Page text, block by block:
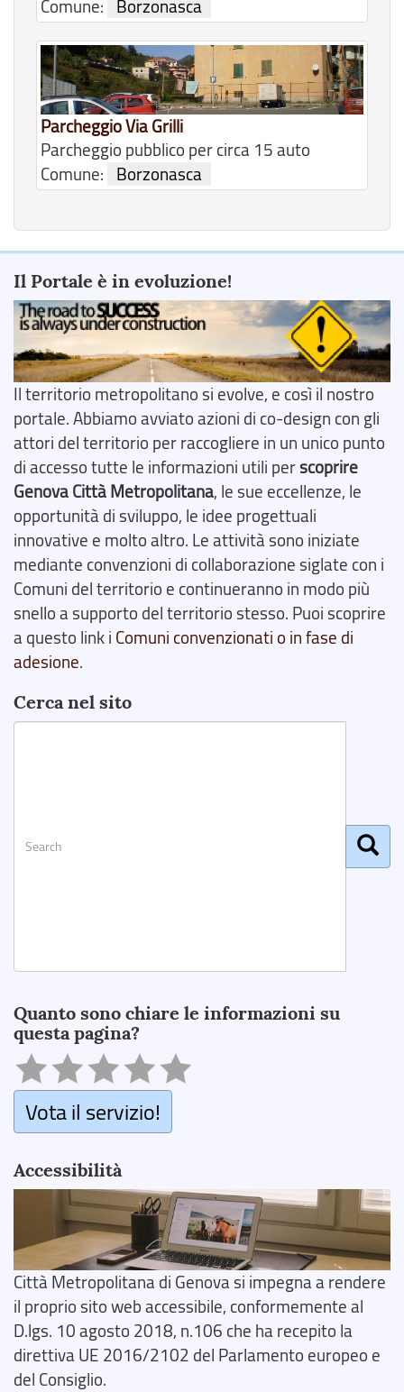
Comune: Borzonasca
Parcheggio Via Grilli
Parcheggio pubblico per circa 15 auto
Comune:
Borzonasca
Il Portale è in evoluzione!
Il territorio metropolitano si evolve, e così il nostro
portale. Abbiamo avviato azioni di co-design con gli
attori del territorio per raccogliere in un unico punto
di accesso tutte le informazioni utili perscoprire
Genova Città Metropolitana, le sue eccellenze, le
opportunità di sviluppo, le idee progettuali
innovative e molto altro. Le attività sono iniziate
mediante convenzioni di collaborazione siglate con i
Comuni del territorio e continueranno in modo più
snello a supporto del territorio stesso. Puoi scoprire
a questo link i Comuni convenzionati o in fase di
adesione.
Cerca nel sito
Quanto sono chiare le informazioni su
questa pagina?
Vota il servizio!
Accessibilità
Città Metropolitana di Genova si impegna a rendere
il proprio sito web accessibile, conformemente al
D.lgs. 10 agosto 2018, n.106 che ha recepito la
direttiva UE 2016/2102 del Parlamento europeo e
del Consiglio.